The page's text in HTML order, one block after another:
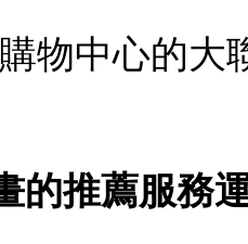
物中心的大
的推薦服務